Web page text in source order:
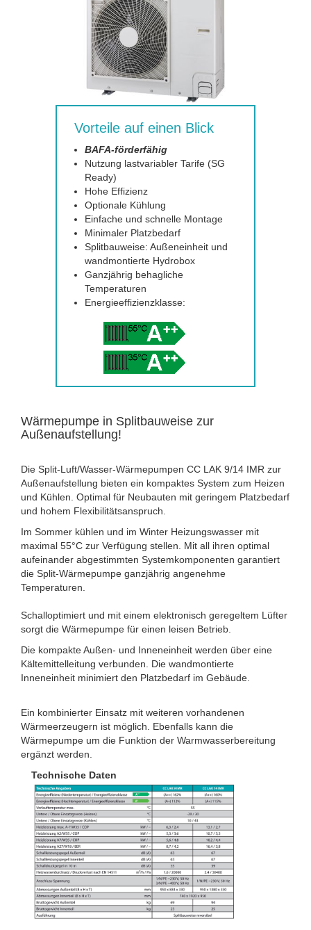
Vorteile auf einen Blick
BAFA-förderfähig
Nutzung lastvariabler Tarife (SG
Ready)
Hohe Effizienz
Optionale Kühlung
Einfache und schnelle Montage
Minimaler Platzbedarf
Splitbauweise: Außeneinheit und
wandmontierte Hydrobox
Ganzjährig behagliche
Temperaturen
Energieeffizienzklasse:
Wärmepumpe in Splitbauweise zur
Außenaufstellung!
Die Split-Luft/Wasser-Wärmepumpen CC LAK 9/14 IMR zur
Außenaufstellung bieten ein kompaktes System zum Heizen
und Kühlen. Optimal für Neubauten mit geringem Platzbedarf
und hohem Flexibilitätsanspruch.
Im Sommer kühlen und im Winter Heizungswasser mit
maximal 55°C zur Verfügung stellen. Mit all ihren optimal
aufeinander abgestimmten Systemkomponenten garantiert
die Split-Wärmepumpe ganzjährig angenehme
Temperaturen.
Schalloptimiert und mit einem elektronisch geregeltem Lüfter
sorgt die Wärmepumpe für einen leisen Betrieb.
Die kompakte Außen- und Inneneinheit werden über eine
Kältemittelleitung verbunden. Die wandmontierte
Inneneinheit minimiert den Platzbedarf im Gebäude.
Ein kombinierter Einsatz mit weiteren vorhandenen
Wärmeerzeugern ist möglich. Ebenfalls kann die
Wärmepumpe um die Funktion der Warmwasserbereitung
ergänzt werden.
Technische Daten